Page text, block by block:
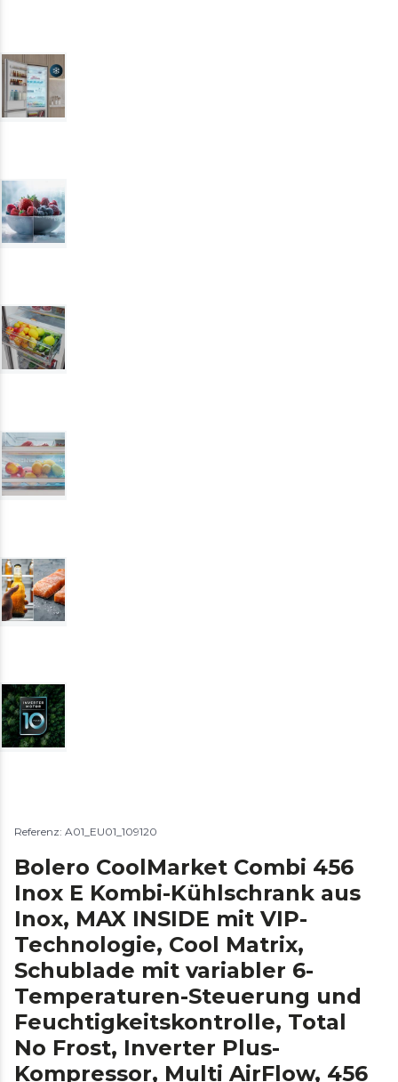
Referenz: A01_EU01_109120
Bolero CoolMarket Combi 456
Inox E Kombi-Kühlschrank aus
Inox, MAX INSIDE mit VIP-
Technologie, Cool Matrix,
Schublade mit variabler 6-
Temperaturen-Steuerung und
Feuchtigkeitskontrolle, Total
No Frost, Inverter Plus-
Kompressor, Multi AirFlow, 456